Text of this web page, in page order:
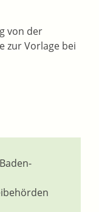
von der
zur Vorlage bei